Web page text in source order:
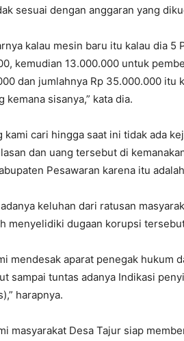
sesuai dengan anggaran yang
kalau mesin baru itu kalau dia 5
kemudian 13.000.000 untuk
dan jumlahnya Rp 35.000.000 itu
kemana sisanya,” kata dia.
kami cari hingga saat ini tidak ada
dan uang tersebut di
Pesawaran karena itu
keluhan dari ratusan
menyelidiki dugaan korupsi
mendesak aparat penegak hukum
sampai tuntas adanya Indikasi
harapnya.
masyarakat Desa Tajur siap